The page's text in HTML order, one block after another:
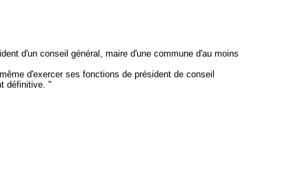
d'un conseil général, maire d'une commune d'au moins
d'exercer ses fonctions de président de conseil
définitive. "